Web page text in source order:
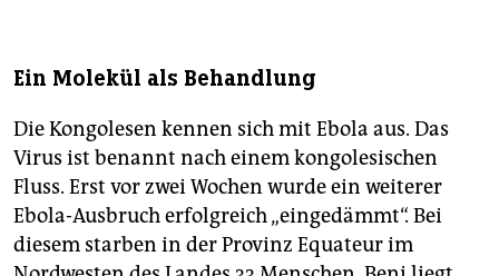
Ein Molekül als Behandlung
Die Kongolesen kennen sich mit Ebola aus. Das
Virus ist benannt nach einem kongolesischen
Fluss. Erst vor zwei Wochen wurde ein weiterer
Ebola-Ausbruch erfolgreich „eingedämmt“. Bei
diesem starben in der Provinz Equateur im